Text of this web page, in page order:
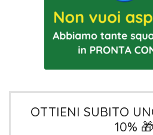
OTTIENI SUBITO
10% 🎁